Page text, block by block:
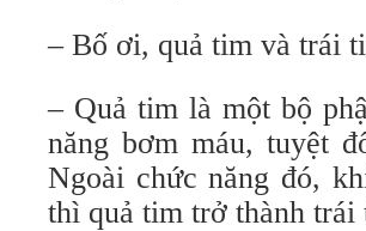
– Bố ơi, quả tim và trái
– Quả tim là một bộ
năng bơm máu, tuyệt
Ngoài chức năng đó,
thì quả tim trở thành trái